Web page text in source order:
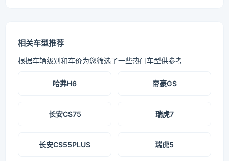
相关车型推荐
根据车辆级别和车价为您筛选了一些热门车型供参考
哈弗H6 帝豪GS
长安CS75 瑞虎7
长安CS55PLUS 瑞虎5